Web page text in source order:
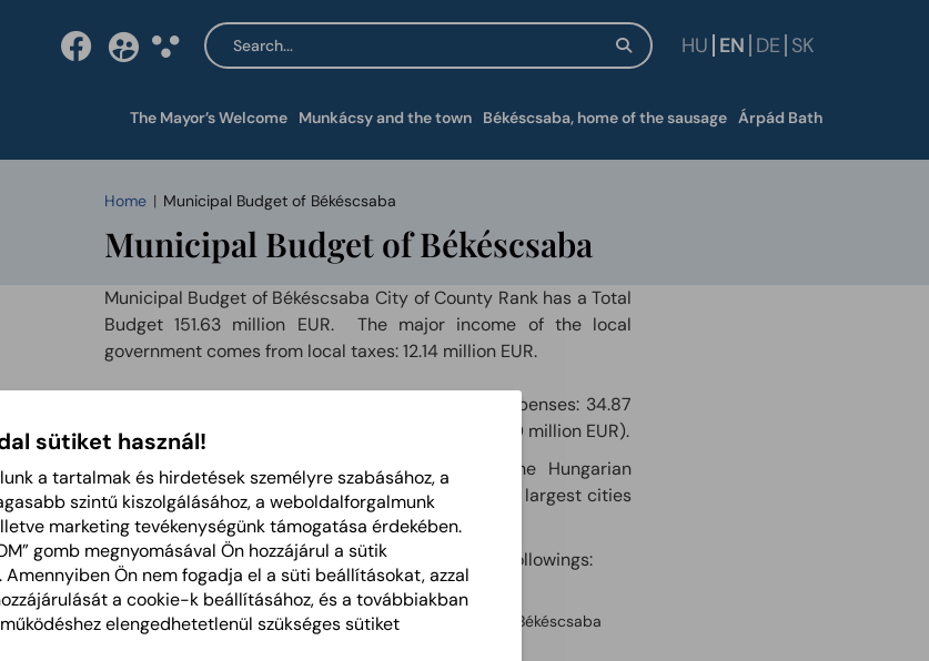
Open content in a new window
Search content
HU EN DE SK
The Mayor’s Welcome Munkácsy and the town Békéscsaba, home of the sausage Árpád Bath
Home Municipal Budget of Békéscsaba
Municipal Budget of Békéscsaba
Municipal Budget of Békéscsaba City of County Rank has a Total
Budget 151.63 million EUR. The major income of the local
government comes from local taxes: 12.14 million EUR.
The Municipal expenses consist of operational expenses: 34.87
million EURos, and investment expenditures: (68.50 million EUR).
The Modern Cities Program is launched by the Hungarian
Government to finance the development of the 23 largest cities
of the country, in the value of 292 million EURos.
Some of the main points of developments are the followings:
Accessibility:
Development of the M44 highway from Budapest to Békéscsaba
sütiket használ!
a tartalmak és hirdetések személyre szabásához, a
szintű kiszolgálásához, a weboldalforgalmunk
marketing tevékenységünk támogatása érdekében.
gomb megnyomásával Ön hozzájárul a sütik
Amennyiben Ön nem fogadja el a süti beállításokat, azzal
a cookie-k beállításához, és a továbbiakban
elengedhetetlenül szükséges sütiket